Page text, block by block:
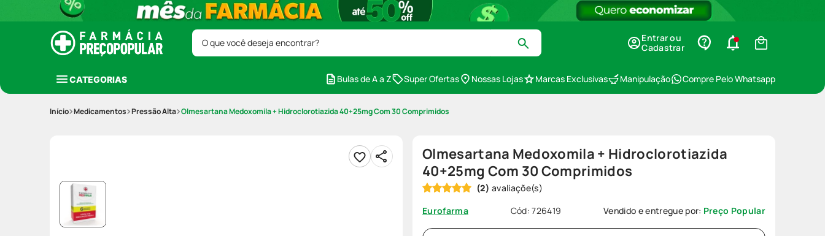
O que você deseja encontrar?
Entrar ou
Cadastrar
CATEGORIAS Bulas de A a Z Super Ofertas Nossas Lojas Marcas Exclusivas Manipulação Compre Pelo Whatsapp
Medicamentos Pressão Alta Olmesartana Medoxomila + Hidroclorotiazida 40+25mg Com 30 Comprimidos
Olmesartana Medoxomila + Hidroclorotiazida
40+25mg Com 30 Comprimidos
(2)
Eurofarma
Cód:726419 Vendido e entregue por: Preço Popular